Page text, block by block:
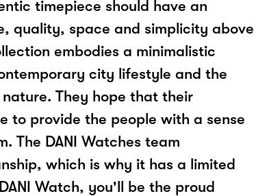
timepiece should have an
quality, space and simplicity above
embodies a minimalistic
city lifestyle and the
They hope that their
to provide the people with a sense
The DANI Watches team
which is why it has a limited
Watch, you'll be the proud